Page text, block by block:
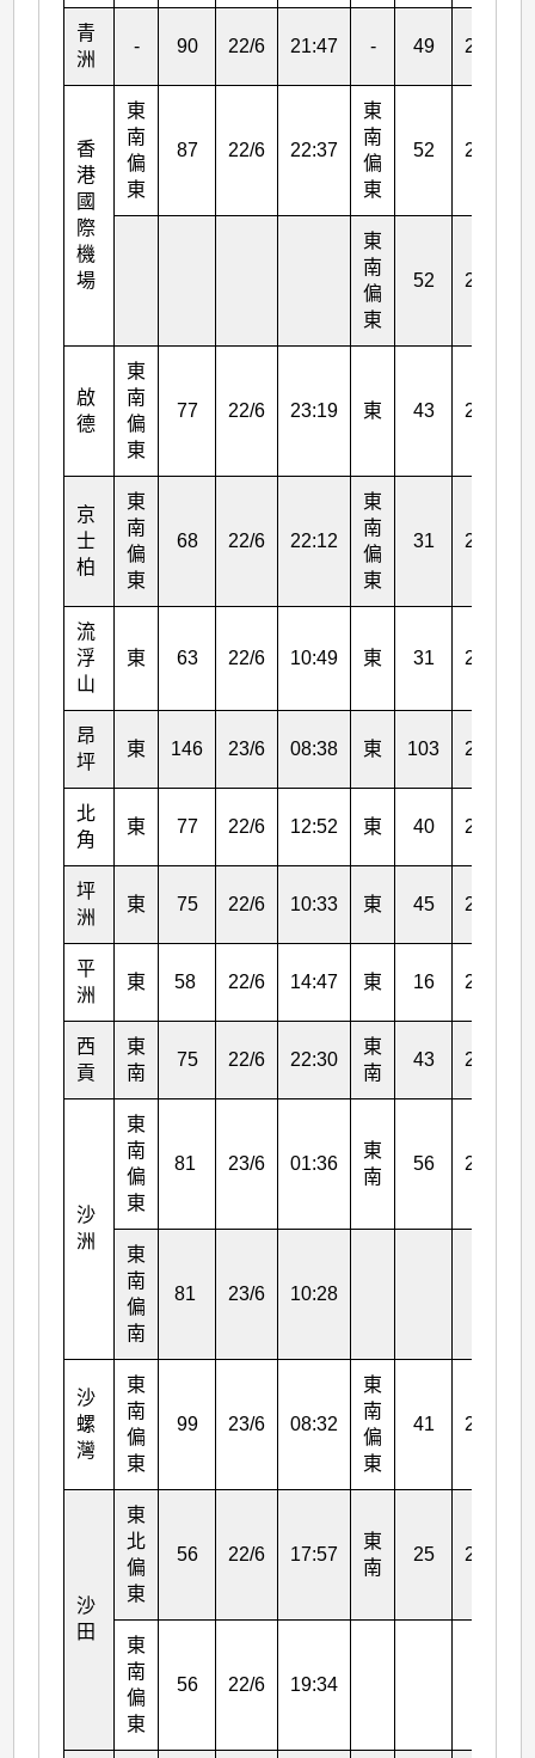
青
洲
- 90 22/6 21:47 - 49 23/6
香
港
國
際
機
場
東
南
偏
東
87 22/6 22:37
東
南
偏
東
52 22/6
東
南
偏
東
52 23/6
啟
德
東
南
偏
東
77 22/6 23:19 東 43 22/6
京
士
柏
東
南
偏
東
68 22/6 22:12
東
南
偏
東
31 23/6
流
浮
山
東 63 22/6 10:49 東 31 22/6
昂
坪
東 146 23/6 08:38 東 103 23/6
北
角
東 77 22/6 12:52 東 40 22/6
坪
洲
東 75 22/6 10:33 東 45 22/6
平
洲
東 58 22/6 14:47 東 16 22/6
西
貢
東
南
75 22/6 22:30
東
南
43 22/6
沙
洲
東
南
偏
東
81 23/6 01:36
東
南
56 23/6
東
南
偏
南
81 23/6 10:28
沙
螺
灣
東
南
偏
東
99 23/6 08:32
東
南
偏
東
41 23/6
沙
田
東
北
偏
東
56 22/6 17:57
東
南
25 23/6
東
南
偏
東
56 22/6 19:34